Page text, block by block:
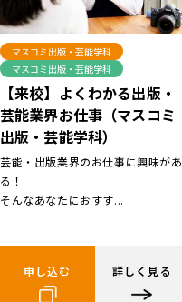
マスコミ出版・芸能学科
マスコミ出版・芸能学科
【来校】よくわかる出版・
芸能業界お仕事（マスコミ
出版・芸能学科）
芸能・出版業界のお仕事に興味があ
る！
そんなあなたにおすす...
申し込む 詳しく見る